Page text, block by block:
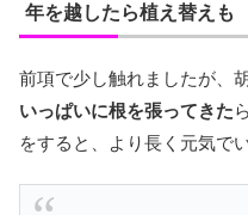
年を越したら植え替えも
前項で少し触れましたが、
いっぱいに根を張ってきた
をすると、より長く元気で